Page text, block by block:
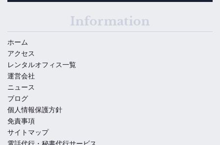
Information
ホーム
アクセス
レンタルオフィス一覧
運営会社
ニュース
ブログ
個人情報保護方針
免責事項
サイトマップ